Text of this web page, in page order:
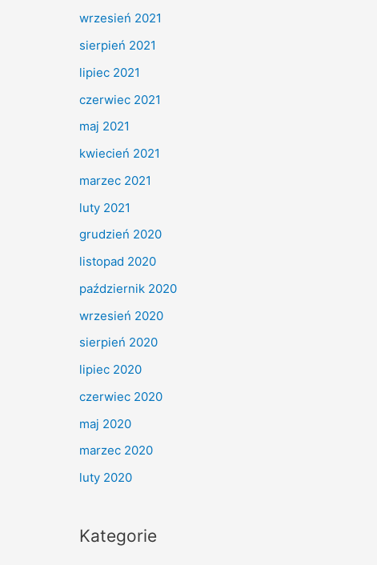
wrzesień 2021
sierpień 2021
lipiec 2021
czerwiec 2021
maj 2021
kwiecień 2021
marzec 2021
luty 2021
grudzień 2020
listopad 2020
październik 2020
wrzesień 2020
sierpień 2020
lipiec 2020
czerwiec 2020
maj 2020
marzec 2020
luty 2020
Kategorie